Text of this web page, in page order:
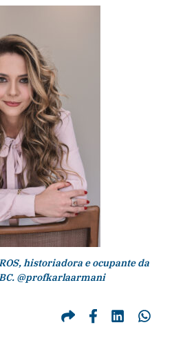
historiadora e ocupante da
@profkarlaarmani